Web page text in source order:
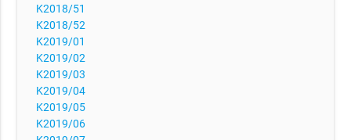
K2018/51
K2018/52
K2019/01
K2019/02
K2019/03
K2019/04
K2019/05
K2019/06